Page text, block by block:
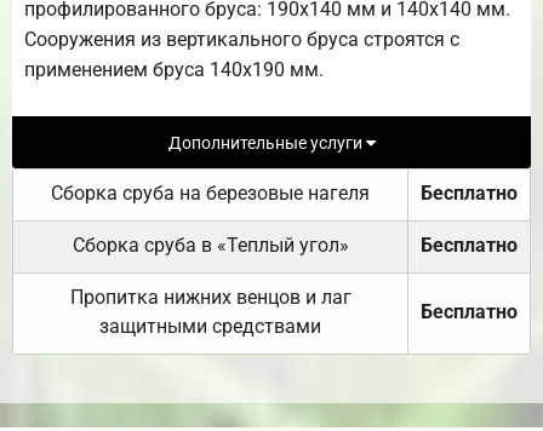
профилированного бруса: 190х140 мм и 140х140 мм.
Сооружения из вертикального бруса строятся с
применением бруса 140х190 мм.
Дополнительные услуги
Сборка сруба на березовые нагеля Бесплатно
Сборка сруба в «Теплый угол» Бесплатно
Пропитка нижних венцов и лаг
защитными средствами
Бесплатно